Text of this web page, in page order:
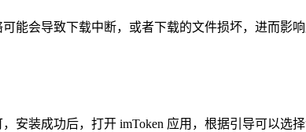
能会导致下载中断，或者下载的文件损坏，进而影
安装成功后，打开 imToken 应用，根据引导可以